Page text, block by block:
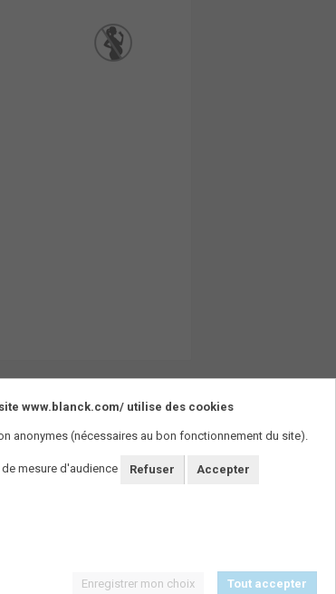
www.blanck.com/ utilise des cookies
anonymes (nécessaires au bon fonctionnement du site).
mesure d'audience Refuser Accepter
Enregistrer mon choix Tout accepter